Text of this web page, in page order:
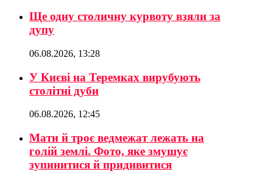
Ще одну столичну курвоту взяли за
дупу
06.08.2026, 13:28
У Києві на Теремках вирубують
столітні дуби
06.08.2026, 12:45
Мати й троє ведмежат лежать на
голій землі. Фото, яке змушує
зупинитися й придивитися